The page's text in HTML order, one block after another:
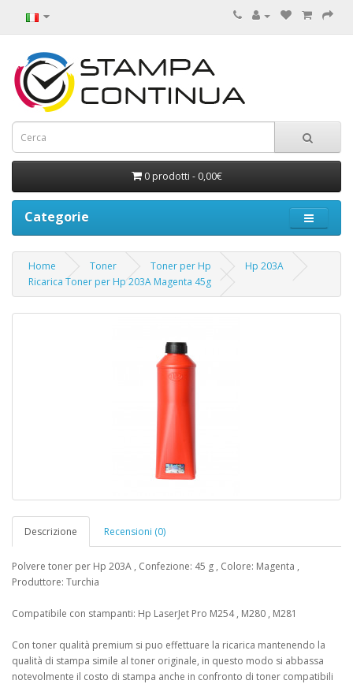
0 prodotti - 0,00€
Categorie
Home Toner Toner per Hp
Hp 203A
Ricarica Toner per Hp 203A Magenta 45g
Descrizione Recensioni (0)
Polvere toner per Hp 203A , Confezione: 45 g , Colore: Magenta ,
Produttore: Turchia
Compatibile con stampanti: Hp LaserJet Pro M254 , M280 , M281
Con toner qualità premium si puo effettuare la ricarica mantenendo la
qualità di stampa simile al toner originale, in questo modo si abbassa
notevolmente il costo di stampa anche in confronto di toner compatibili